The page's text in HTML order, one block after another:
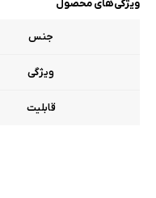
ویژگی‌های محصول
جنس
ویژگی
قابلیت